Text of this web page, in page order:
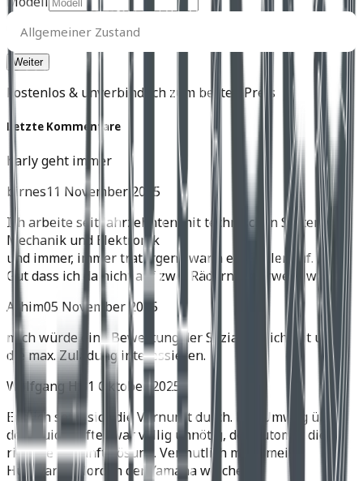
Allgemeiner
Zustand
Allgemeiner Zustand
kostenlos & unverbindlich zum besten Preis
Letzte Kommentare
harly geht immer
birnes11 November 2025
Ich arbeite seit Jahrzehnten mit technischen Systemen,
Mechanik und Elektronik
und immer, immer trat irgend wann ein Fehler auf.
Gut dass ich da nicht auf zwei Rädern unterwegs war.
Achim05 November 2025
mich würde eine Bewertung der Soziatauglichkeit und
die max. Zuladung interessieren.
Wolfgang H.
31 Oktober 2025
Endlich setzt sich die Vernunft durch. Der Umweg über
den Quickshifter war völlig unnötig, der Automat die
richtige Zukunftslösung. Vermutlich muss meine
Husqvarna Norden der Yamaha weichen.